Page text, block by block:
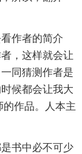
作者的简介
，这样就会让
同猜测作者是
候都会让我大
作品。人本主
书中必不可少